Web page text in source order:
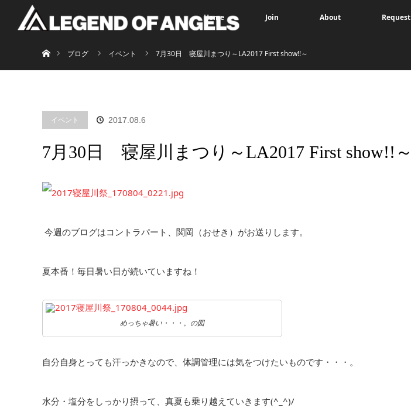
Home Join About Request
ブログ
イベント 7月30日 寝屋川まつり～LA2017 First show!!～
イベント 2017.08.6
7月30日 寝屋川まつり～LA2017 First show!!～
今週のブログはコントラパート、関岡（おせき）がお送りします。
夏本番！毎日暑い日が続いていますね！
めっちゃ暑い・・・。の図
自分自身とっても汗っかきなので、体調管理には気をつけたいものです・・・。
水分・塩分をしっかり摂って、真夏も乗り越えていきます(^_^)/